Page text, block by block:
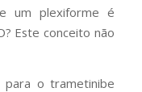
um plexiforme é
Este conceito não
o trametinibe